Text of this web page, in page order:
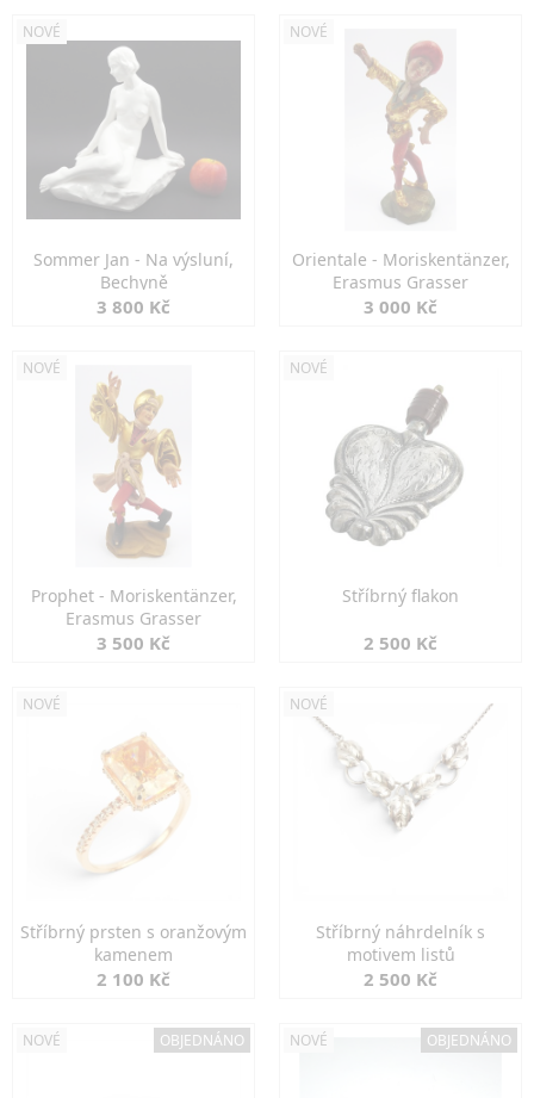
NOVÉ
Sommer Jan - Na výsluní,
Bechyně
3 800 Kč
NOVÉ
Orientale - Moriskentänzer,
Erasmus Grasser
3 000 Kč
NOVÉ
Prophet - Moriskentänzer,
Erasmus Grasser
3 500 Kč
NOVÉ
Stříbrný flakon
2 500 Kč
NOVÉ
Stříbrný prsten s oranžovým
kamenem
2 100 Kč
NOVÉ
Stříbrný náhrdelník s
motivem listů
2 500 Kč
NOVÉ OBJEDNÁNO NOVÉ OBJEDNÁNO